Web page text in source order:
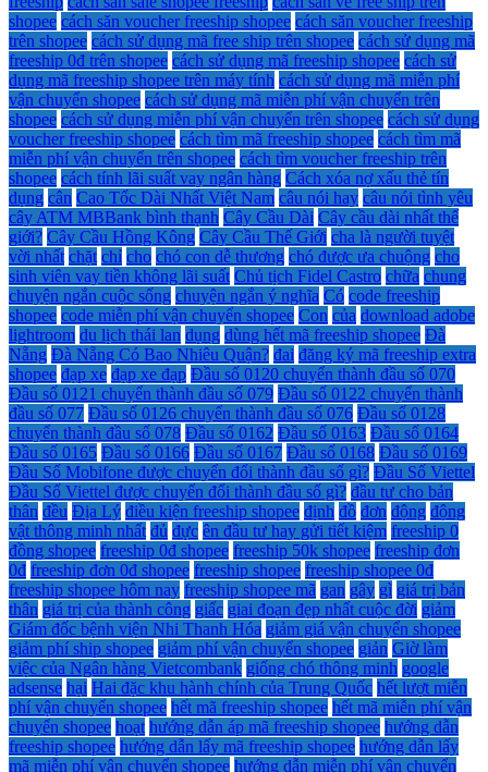
shopee cách săn voucher freeship shopee cách săn voucher freeship
trên shopee cách sử dụng mã free ship trên shopee cách sử dụng mã
freeship 0đ trên shopee cách sử dụng mã freeship shopee cách sử
dụng mã freeship shopee trên máy tính cách sử dụng mã miễn phí
vận chuyển shopee cách sử dụng mã miễn phí vận chuyển trên
shopee cách sử dụng miễn phí vận chuyển trên shopee cách sử dụng
voucher freeship shopee cách tìm mã freeship shopee cách tìm mã
miễn phí vận chuyển trên shopee cách tìm voucher freeship trên
shopee cách tính lãi suất vay ngân hàng Cách xóa nợ xấu thẻ tín
dụng cân Cao Tốc Dài Nhất Việt Nam câu nói hay câu nói tình yêu
cây ATM MBBank bình thạnh Cây Cầu Dài Cây cầu dài nhất thế
giới? Cây Cầu Hồng Kông Cây Cầu Thế Giới cha là người tuyệt
vời nhất chặt chỉ cho chó con dễ thương chó được ưa chuộng cho
sinh viên vay tiền không lãi suất Chủ tịch Fidel Castro chữa chung
chuyện ngắn cuộc sống chuyện ngắn ý nghĩa Có code freeship
shopee code miễn phí vận chuyển shopee Con của download adobe
lightroom du lịch thái lan dụng dùng hết mã freeship shopee Đà
Nẵng Đà Nẵng Có Bao Nhiêu Quận? đai đăng ký mã freeship extra
shopee đạp xe đạp xe đạp Đầu số 0120 chuyển thành đầu số 070
Đầu số 0121 chuyển thành đầu số 079 Đầu số 0122 chuyển thành
đầu số 077 Đầu số 0126 chuyển thành đầu số 076 Đầu số 0128
chuyển thành đầu số 078 Đầu số 0162 Đầu số 0163 Đầu số 0164
Đầu số 0165 Đầu số 0166 Đầu số 0167 Đầu số 0168 Đầu số 0169
Đầu Số Mobifone được chuyển đổi thành đầu số gì? Đầu Số Viettel
Đầu Số Viettel được chuyển đổi thành đầu số gì? đầu tư cho bản
thân đều Địa Lý điều kiện freeship shopee định đồ đơn động động
vật thông minh nhất đủ đực ên đầu tư hay gửi tiết kiệm freeship 0
đồng shopee freeship 0đ shopee freeship 50k shopee freeship đơn
0đ freeship đơn 0đ shopee freeship shopee freeship shopee 0đ
freeship shopee hôm nay freeship shopee mã gan gây gì giá trị bản
thân giá trị của thành công giấc giai đoạn đẹp nhất cuộc đời giảm
Giám đốc bệnh viện Nhi Thanh Hóa giảm giá vận chuyển shopee
giảm phí ship shopee giảm phí vận chuyển shopee giản Giờ làm
việc của Ngân hàng Vietcombank giống chó thông minh google
adsense hại Hai đặc khu hành chính của Trung Quốc hết lượt miễn
phí vận chuyển shopee hết mã freeship shopee hết mã miễn phí vận
chuyển shopee hoạt hướng dẫn áp mã freeship shopee hướng dẫn
freeship shopee hướng dẫn lấy mã freeship shopee hướng dẫn lấy
mã miễn phí vận chuyển shopee hướng dẫn miễn phí vận chuyển